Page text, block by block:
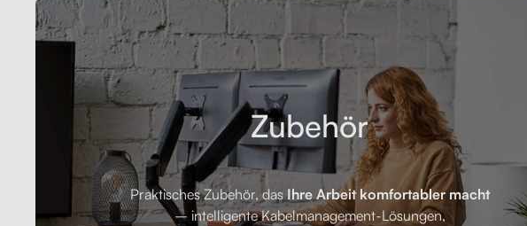
Zubehör
Praktisches Zubehör, das Ihre Arbeit komfortabler macht
– intelligente Kabelmanagement-Lösungen,